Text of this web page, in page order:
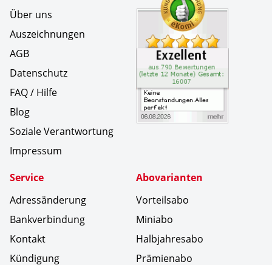
Über uns
Auszeichnungen
AGB
Datenschutz
FAQ / Hilfe
Blog
Soziale Verantwortung
Impressum
Service
Adressänderung
Bankverbindung
Kontakt
Kündigung
Abovarianten
Vorteilsabo
Miniabo
Halbjahresabo
Prämienabo